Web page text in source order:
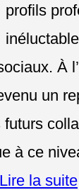
profils
À
un
futurs
à ce
Lire la suite